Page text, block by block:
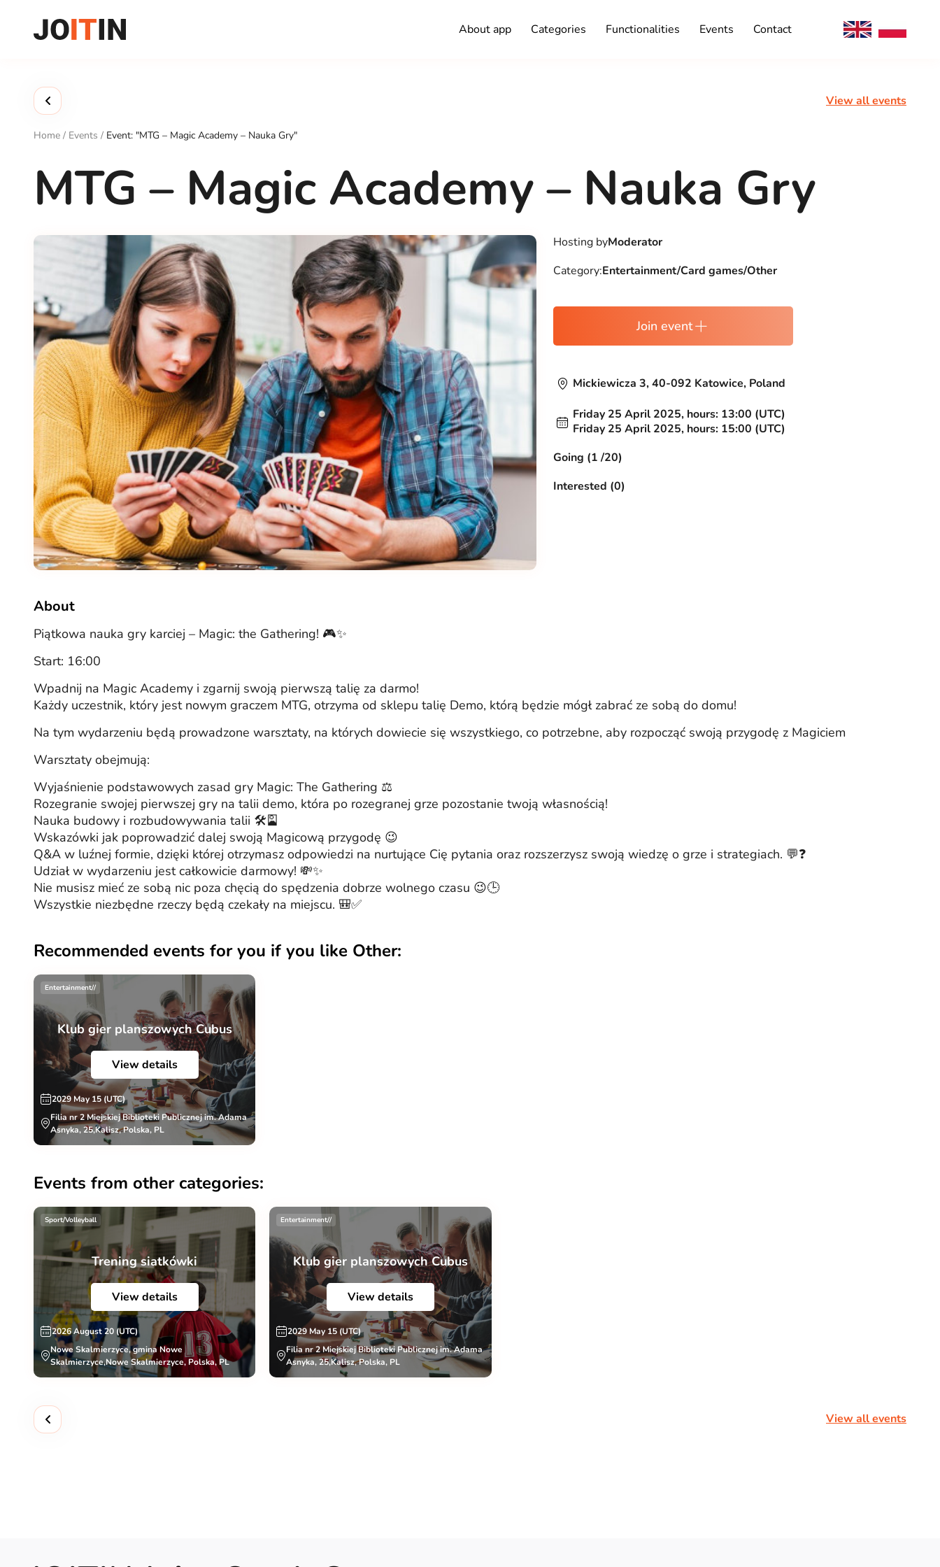
content
About app Categories Functionalities Events Contact
View all events
Home / Events / Event: "MTG – Magic Academy – Nauka Gry"
MTG – Magic Academy – Nauka Gry
Hosting byModerator
Category:Entertainment/Card games/Other
Join event
Mickiewicza 3, 40-092 Katowice, Poland
Friday 25 April 2025, hours: 13:00 (UTC)
Friday 25 April 2025, hours: 15:00 (UTC)
Going (1 /20)
Interested (0)
About
Piątkowa nauka gry karciej – Magic: the Gathering! 🎮✨
Start: 16:00
Wpadnij na Magic Academy i zgarnij swoją pierwszą talię za darmo!
Każdy uczestnik, który jest nowym graczem MTG, otrzyma od sklepu talię Demo, którą będzie mógł zabrać ze sobą do domu!
Na tym wydarzeniu będą prowadzone warsztaty, na których dowiecie się wszystkiego, co potrzebne, aby rozpocząć swoją przygodę z Magiciem
Warsztaty obejmują:
Wyjaśnienie podstawowych zasad gry Magic: The Gathering ⚖️
Rozegranie swojej pierwszej gry na talii demo, która po rozegranej grze pozostanie twoją własnością!
Nauka budowy i rozbudowywania talii 🛠️🎴
Wskazówki jak poprowadzić dalej swoją Magicową przygodę 😉
Q&A w luźnej formie, dzięki której otrzymasz odpowiedzi na nurtujące Cię pytania oraz rozszerzysz swoją wiedzę o grze i strategiach. 💬❓
Udział w wydarzeniu jest całkowicie darmowy! 💸✨
Nie musisz mieć ze sobą nic poza chęcią do spędzenia dobrze wolnego czasu 😉🕒
Wszystkie niezbędne rzeczy będą czekały na miejscu. 🎒✅
Recommended events for you if you like Other:
Entertainment//
Klub gier planszowych Cubus
View details
2029 May 15 (UTC)
Filia nr 2 Miejskiej Biblioteki Publicznej im. Adama
Asnyka, 25,Kalisz, Polska, PL
Events from other categories:
Sport/Volleyball
Trening siatkówki
View details
2026 August 20 (UTC)
Nowe Skalmierzyce, gmina Nowe
Skalmierzyce,Nowe Skalmierzyce, Polska, PL
Entertainment//
Klub gier planszowych Cubus
View details
2029 May 15 (UTC)
Filia nr 2 Miejskiej Biblioteki Publicznej im. Adama
Asnyka, 25,Kalisz, Polska, PL
View all events